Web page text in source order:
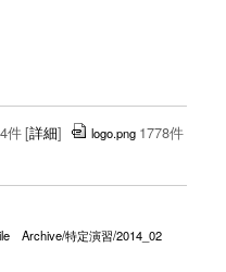
件[詳細] logo.png 1778件
Archive/特定演習/2014_02